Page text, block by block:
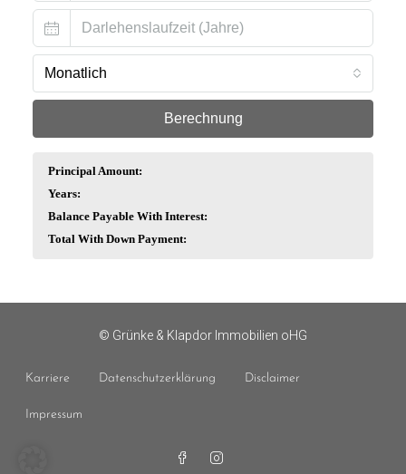
Monatlich
Berechnung
Principal Amount:
Years:
Balance Payable With Interest:
Total With Down Payment:
© Grünke & Klapdor Immobilien oHG
Karriere Datenschutzerklärung Disclaimer
Impressum